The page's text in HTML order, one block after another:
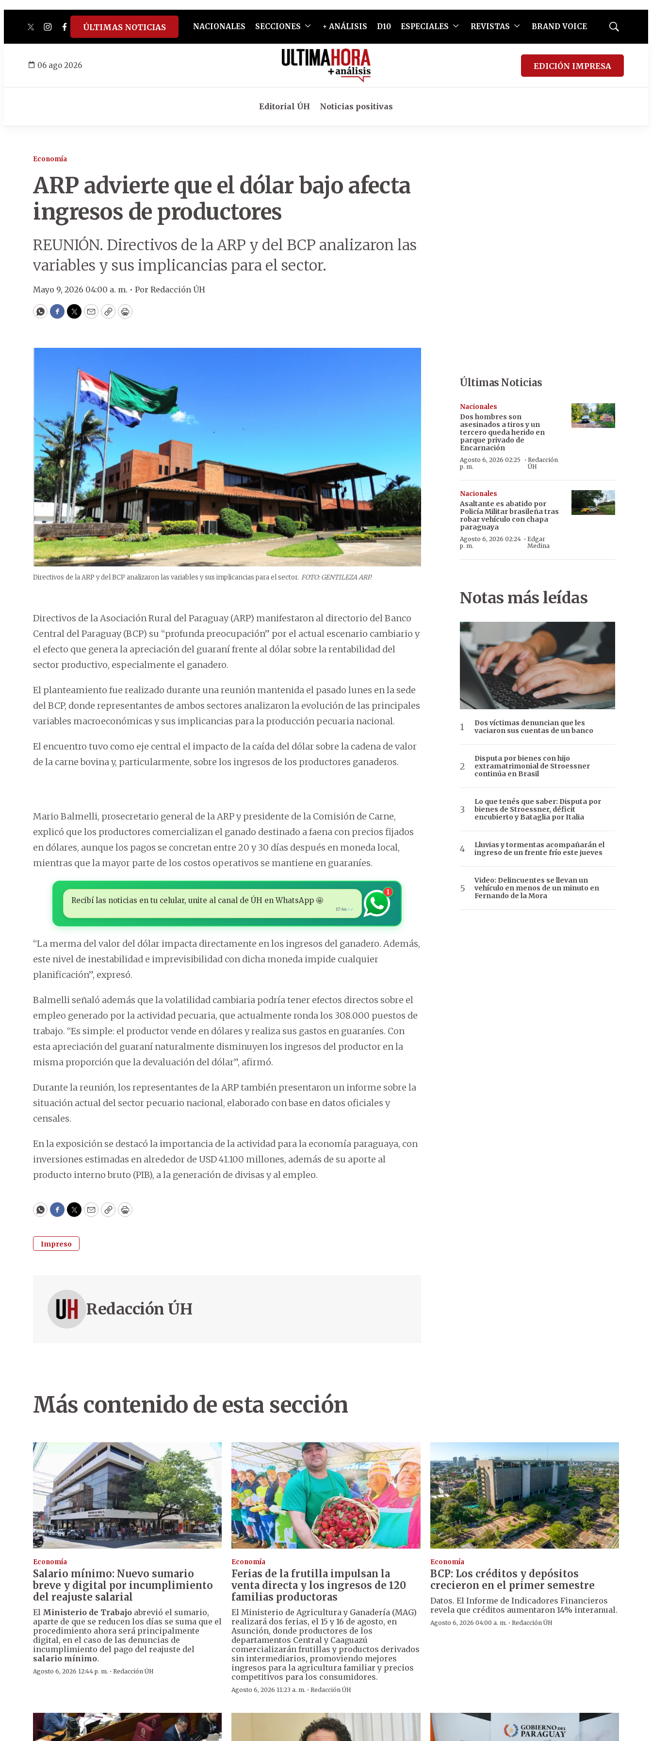
twitterinstagram
facebook
tiktokyoutube
spotify
ÚLTIMAS NOTICIAS NACIONALES SECCIONES + ANÁLISIS D10 ESPECIALES REVISTAS BRAND VOICE
Mostrar
06 ago 2026 EDICIÓN IMPRESA
Editorial ÚH Noticias positivas
Economía
ARP advierte que el dólar bajo afecta
ingresos de productores
REUNIÓN. Directivos de la ARP y del BCP analizaron las
variables y sus implicancias para el sector.
Mayo 9, 2026 04:00 a. m. • Por Redacción ÚH
WhatsApp
Facebook
Twitter
EmailCopyPrint
Directivos de la ARP y del BCP analizaron las variables y sus implicancias para el sector. FOTO: GENTILEZA ARP.
Directivos de la Asociación Rural del Paraguay (ARP) manifestaron al directorio del Banco
Central del Paraguay (BCP) su “profunda preocupación” por el actual escenario cambiario y
el efecto que genera la apreciación del guaraní frente al dólar sobre la rentabilidad del
sector productivo, especialmente el ganadero.
El planteamiento fue realizado durante una reunión mantenida el pasado lunes en la sede
del BCP, donde representantes de ambos sectores analizaron la evolución de las principales
variables macroeconómicas y sus implicancias para la producción pecuaria nacional.
El encuentro tuvo como eje central el impacto de la caída del dólar sobre la cadena de valor
de la carne bovina y, particularmente, sobre los ingresos de los productores ganaderos.
Mario Balmelli, prosecretario general de la ARP y presidente de la Comisión de Carne,
explicó que los productores comercializan el ganado destinado a faena con precios fijados
en dólares, aunque los pagos se concretan entre 20 y 30 días después en moneda local,
mientras que la mayor parte de los costos operativos se mantiene en guaraníes.
Recibí las noticias en tu celular, unite al canal de ÚH en WhatsApp 🤩
17:46 ✓✓
1
“La merma del valor del dólar impacta directamente en los ingresos del ganadero. Además,
este nivel de inestabilidad e imprevisibilidad con dicha moneda impide cualquier
planificación”, expresó.
Balmelli señaló además que la volatilidad cambiaria podría tener efectos directos sobre el
empleo generado por la actividad pecuaria, que actualmente ronda los 308.000 puestos de
trabajo. “Es simple: el productor vende en dólares y realiza sus gastos en guaraníes. Con
esta apreciación del guaraní naturalmente disminuyen los ingresos del productor en la
misma proporción que la devaluación del dólar”, afirmó.
Durante la reunión, los representantes de la ARP también presentaron un informe sobre la
situación actual del sector pecuario nacional, elaborado con base en datos oficiales y
censales.
En la exposición se destacó la importancia de la actividad para la economía paraguaya, con
inversiones estimadas en alrededor de USD 41.100 millones, además de su aporte al
producto interno bruto (PIB), a la generación de divisas y al empleo.
WhatsApp
Facebook
Twitter
EmailCopyPrint
Impreso
Redacción ÚH
Últimas Noticias
Nacionales
Dos hombres son
asesinados a tiros y un
tercero queda herido en
parque privado de
Encarnación
Agosto 6, 2026 02:25
p. m.
· Redacción
ÚH
Nacionales
Asaltante es abatido por
Policía Militar brasileña tras
robar vehículo con chapa
paraguaya
Agosto 6, 2026 02:24
p. m.
·Edgar
Medina
Notas más leídas
Dos víctimas denuncian que les
vaciaron sus cuentas de un banco
Disputa por bienes con hijo
extramatrimonial de Stroessner
continúa en Brasil
Lo que tenés que saber: Disputa por
bienes de Stroessner, déficit
encubierto y Bataglia por Italia
Lluvias y tormentas acompañarán el
ingreso de un frente frío este jueves
Video: Delincuentes se llevan un
vehículo en menos de un minuto en
Fernando de la Mora
Más contenido de esta sección
Economía
Salario mínimo: Nuevo sumario
breve y digital por incumplimiento
del reajuste salarial
El Ministerio de Trabajo abrevió el sumario,
aparte de que se reducen los días se suma que el
procedimiento ahora será principalmente
digital, en el caso de las denuncias de
incumplimiento del pago del reajuste del
salario mínimo.
Agosto 6, 2026 12:44 p. m. · Redacción ÚH
Economía
Ferias de la frutilla impulsan la
venta directa y los ingresos de 120
familias productoras
El Ministerio de Agricultura y Ganadería (MAG)
realizará dos ferias, el 15 y 16 de agosto, en
Asunción, donde productores de los
departamentos Central y Caaguazú
comercializarán frutillas y productos derivados
sin intermediarios, promoviendo mejores
ingresos para la agricultura familiar y precios
competitivos para los consumidores.
Agosto 6, 2026 11:23 a. m. ·Redacción ÚH
Economía
BCP: Los créditos y depósitos
crecieron en el primer semestre
Datos. El Informe de Indicadores Financieros
revela que créditos aumentaron 14% interanual.
Agosto 6, 2026 04:00 a. m. · Redacción ÚH